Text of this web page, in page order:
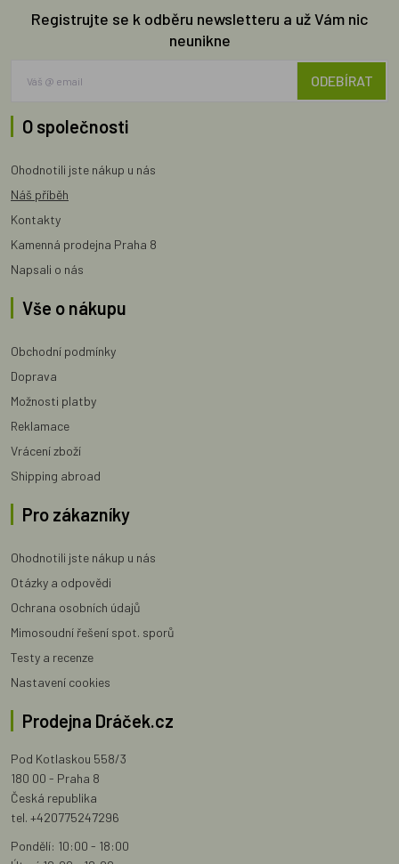
Registrujte se k odběru newsletteru a už Vám nic
neunikne
ODEBÍRAT
O společnosti
Ohodnotili jste nákup u nás
Náš příběh
Kontakty
Kamenná prodejna Praha 8
Napsali o nás
Vše o nákupu
Obchodní podmínky
Doprava
Možnosti platby
Reklamace
Vrácení zboží
Shipping abroad
Pro zákazníky
Ohodnotili jste nákup u nás
Otázky a odpovědi
Ochrana osobních údajů
Mimosoudní řešení spot. sporů
Testy a recenze
Nastavení cookies
Prodejna Dráček.cz
Pod Kotlaskou 558/3
180 00 - Praha 8
Česká republika
tel. +420775247296
Pondělí: 10:00 - 18:00